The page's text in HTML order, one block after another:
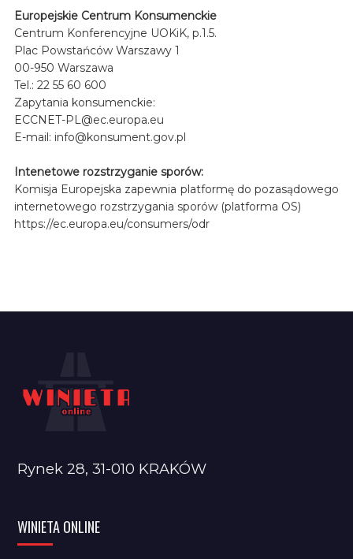
Europejskie Centrum Konsumenckie
Centrum Konferencyjne UOKiK, p.1.5.
Plac Powstańców Warszawy 1
00-950 Warszawa
Tel.: 22 55 60 600
Zapytania konsumenckie:
ECCNET-PL@ec.europa.eu
E-mail: info@konsument.gov.pl
Intenetowe rozstrzyganie sporów:
Komisja Europejska zapewnia platformę do pozasądowego
internetowego rozstrzygania sporów (platforma OS)
https://ec.europa.eu/consumers/odr
Rynek 28, 31-010 KRAKÓW
WINIETA ONLINE